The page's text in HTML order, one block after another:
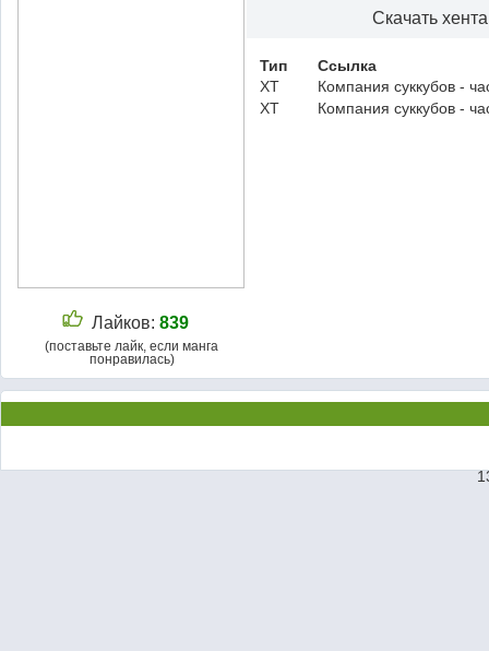
Лайков: 839
(поставьте лайк, если манга
понравилась)
Скачать
Тип
Ссылка
ХТ
Компания суккубов -
ХТ
Компания суккубов -